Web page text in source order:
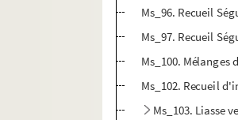
Ms_96. Recueil
Ms_97. Recueil
Ms_100. Mélanges
Ms_102. Recueil
Ms_103. Liasse